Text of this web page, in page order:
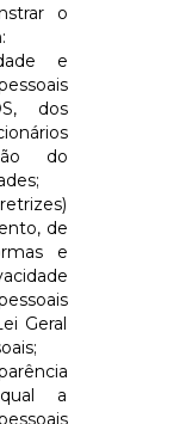
o
e
dos
do
de
e
Geral
a